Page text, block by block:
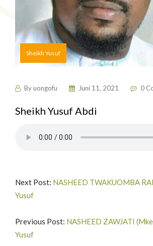
Sheikh Yusuf
Byuongofu Juni 11, 2021 0
Sheikh Yusuf Abdi
Next Post: NASHEED TWAKUOMBA
Yusuf
Previous Post: NASHEED ZAWJATI
Yusuf